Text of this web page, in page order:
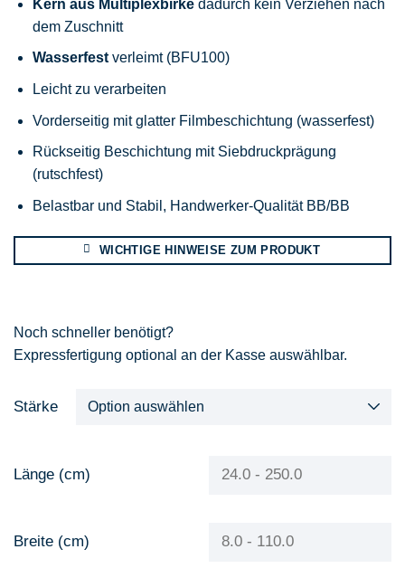
Kern aus Multiplexbirkedadurch kein Verziehen nach
dem Zuschnitt
Wasserfestverleimt (BFU100)
Leicht zu verarbeiten
Vorderseitig mit glatter Filmbeschichtung (wasserfest)
Rückseitig Beschichtung mit Siebdruckprägung
(rutschfest)
Belastbar und Stabil, Handwerker-Qualität BB/BB
WICHTIGE HINWEISE ZUM PRODUKT
Noch schneller benötigt?
Expressfertigung optional an der Kasse auswählbar.
Stärke
Länge (cm)
Breite (cm)